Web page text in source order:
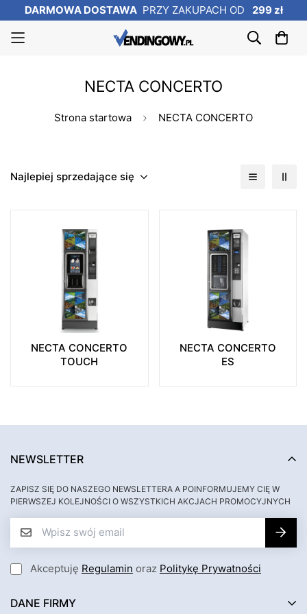
DARMOWA DOSTAWAPRZY ZAKUPACH OD 299 zł
NECTA CONCERTO
Strona startowa NECTA CONCERTO
Najlepiej sprzedające się
NECTA CONCERTO
TOUCH
NECTA CONCERTO
ES
DANE FIRMY
NEWSLETTER
ZAPISZ SIĘ DO NASZEGO NEWSLETTERA A POINFORMUJEMY CIĘ W
PIERWSZEJ KOLEJNOŚCI O WSZYSTKICH AKCJACH PROMOCYJNYCH
Akceptuję Regulamin oraz Politykę Prywatności